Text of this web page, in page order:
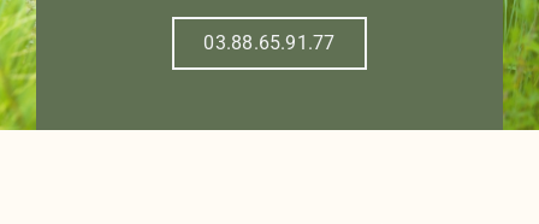
03.88.65.91.77